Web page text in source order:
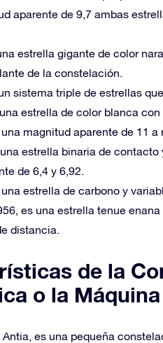
aparente de 9,7 ambas
estrella gigante de color
de la constelación.
sistema triple de estrellas
estrella de color blanca
magnitud aparente de 11 a
estrella binaria de
de 6,4 y 6,92.
estrella de carbono y
es una estrella tenue
distancia.
de la
o la
es una pequeña